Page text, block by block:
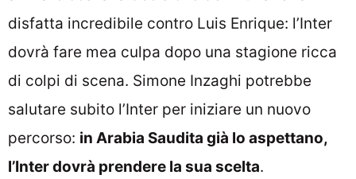
disfatta incredibile contro Luis Enrique: l’Inter
dovrà fare mea culpa dopo una stagione ricca
di colpi di scena. Simone Inzaghi potrebbe
salutare subito l’Inter per iniziare un nuovo
percorso: in Arabia Saudita già lo aspettano,
l’Inter dovrà prendere la sua scelta.